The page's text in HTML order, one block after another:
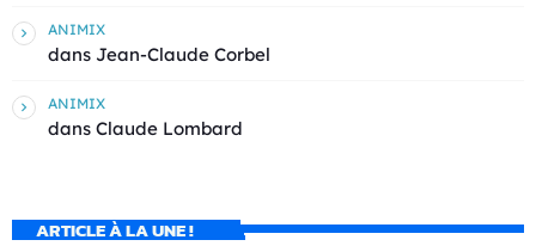
ANIMIX
dans Jean-Claude Corbel
ANIMIX
dans Claude Lombard
ARTICLE À LA UNE !